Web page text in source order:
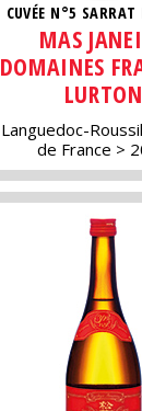
CUVÉE N°5
MAS
DOMAINES
LURTON
Languedoc-
de France